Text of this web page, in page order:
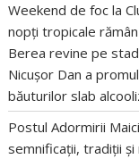
Weekend de foc la
nopți tropicale
Berea revine pe
Nicușor Dan a
băuturilor slab
Postul Adormirii
semnificații, tradiții